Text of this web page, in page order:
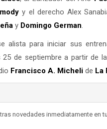
y el derecho Alex
y Domingo German.
alista para iniciar sus
de septiembre a partir de
Francisco A. Micheli de La
novedades inmediatamente en